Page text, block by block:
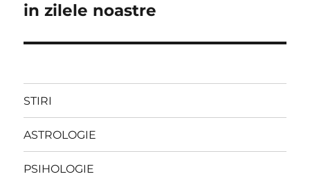
in zilele noastre
STIRI
ASTROLOGIE
PSIHOLOGIE